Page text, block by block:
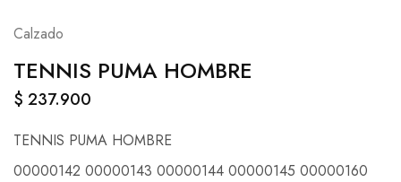
Calzado
TENNIS PUMA HOMBRE
$ 237.900
TENNIS PUMA HOMBRE
00000142 00000143 00000144 00000145 00000160